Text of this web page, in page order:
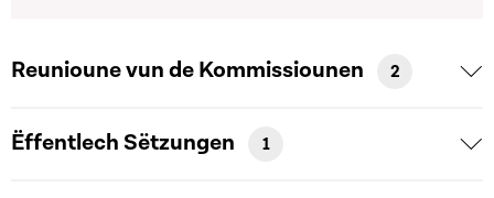
Reunioune vun de Kommissiounen 2
Ëffentlech Sëtzungen 1